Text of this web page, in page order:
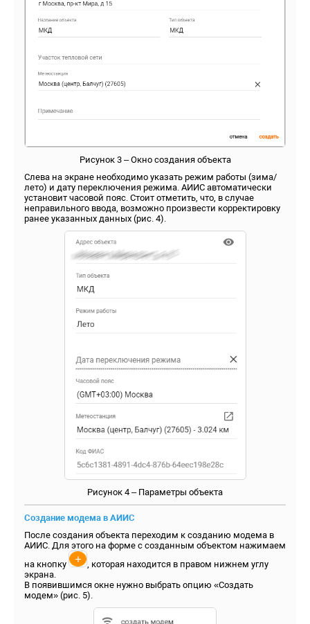
Рисунок 3 – Окно создания объекта
Слева на экране необходимо указать режим работы (зима/
лето) и дату переключения режима. АИИС автоматически
установит часовой пояс. Стоит отметить, что, в случае
неправильного ввода, возможно произвести корректировку
ранее указанных данных (рис. 4).
Рисунок 4 – Параметры объекта
Создание модема в АИИС
После создания объекта переходим к созданию модема в
АИИС. Для этого на форме с созданным объектом нажимаем
на кнопку
, которая находится в правом нижнем углу
экрана.
В появившимся окне нужно выбрать опцию «Создать
модем» (рис. 5).